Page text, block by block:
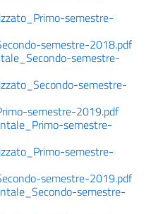
semestre-
semestre-2018.pdf
semestre-
semestre-
semestre-2019.pdf
semestre-
semestre-
semestre-2019.pdf
semestre-